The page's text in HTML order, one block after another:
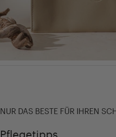
NUR DAS BESTE FÜR IHREN
Pflegetipps